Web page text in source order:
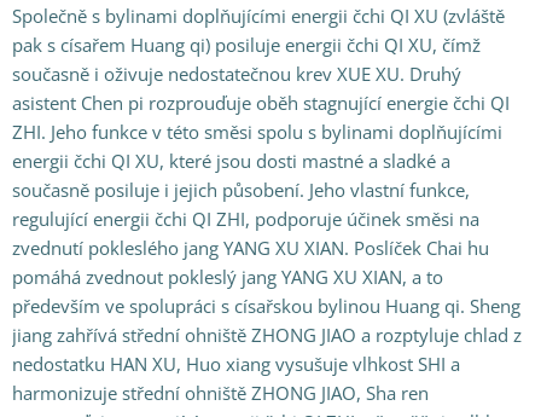
Společně s bylinami doplňujícími energii čchi QI XU (zvláště
pak s císařem Huang qi) posiluje energii čchi QI XU, čímž
současně i oživuje nedostatečnou krev XUE XU. Druhý
asistent Chen pi rozprouďuje oběh stagnující energie čchi QI
ZHI. Jeho funkce v této směsi spolu s bylinami doplňujícími
energii čchi QI XU, které jsou dosti mastné a sladké a
současně posiluje i jejich působení. Jeho vlastní funkce,
regulující energii čchi QI ZHI, podporuje účinek směsi na
zvednutí pokleslého jang YANG XU XIAN. Poslíček Chai hu
pomáhá zvednout pokleslý jang YANG XU XIAN, a to
především ve spolupráci s císařskou bylinou Huang qi. Sheng
jiang zahřívá střední ohniště ZHONG JIAO a rozptyluje chlad z
nedostatku HAN XU, Huo xiang vysušuje vlhkost SHI a
harmonizuje střední ohniště ZHONG JIAO, Sha ren